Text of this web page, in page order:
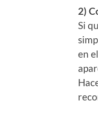
2)
Si
en